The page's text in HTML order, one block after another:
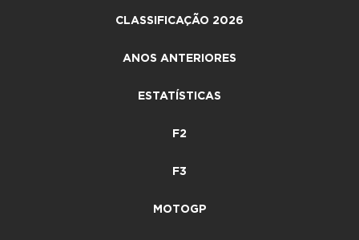
CLASSIFICAÇÃO 2026
ANOS ANTERIORES
ESTATÍSTICAS
F2
F3
MOTOGP